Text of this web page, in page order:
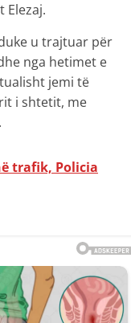
Elezaj.
u trajtuar për
nga hetimet e
jemi të
i shtetit, me
trafik, Policia